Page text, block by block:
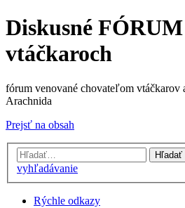
Diskusné
vtáčkaroch
fórum venované chovateľom
Arachnida
Prejsť na obsah
Hľadať
vyhľadávanie
Rýchle odkazy